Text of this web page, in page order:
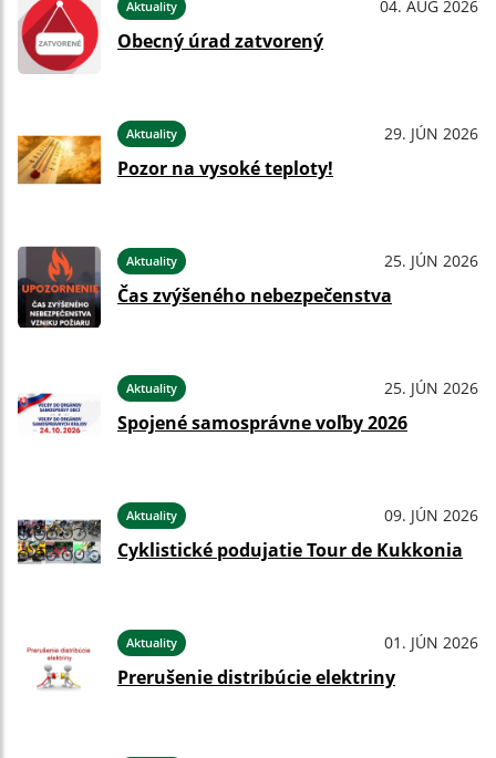
Aktuality 04. AUG 2026
Obecný úrad zatvorený
Aktuality 29. JÚN 2026
Pozor na vysoké teploty!
Aktuality 25. JÚN 2026
Čas zvýšeného nebezpečenstva
Aktuality 25. JÚN 2026
Spojené samosprávne voľby 2026
Aktuality 09. JÚN 2026
Cyklistické podujatie Tour de Kukkonia
Aktuality 01. JÚN 2026
Prerušenie distribúcie elektriny